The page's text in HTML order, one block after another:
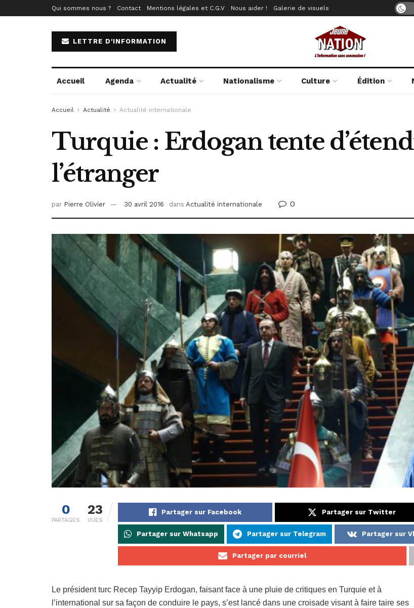
Qui sommes nous ? Contact Mentions légales et C.G.V Nous aider ! Galerie de visuels
LETTRE D'INFORMATION
Accueil Agenda Actualité Nationalisme Culture Édition
Accueil Actualité Actualité internationale
Turquie : Erdogan tente
l’étranger
par Pierre Olivier 30 avril 2016 dans Actualité internationale 0
0
PARTAGES
23
VUES
Partager sur Facebook Partager sur Twitter
Partager sur Whatsapp Partager sur Telegram Partager sur
Partager par courriel
Le président turc Recep Tayyip Erdogan, faisant face à une pluie de critiques en Turquie et à
l’international sur sa façon de conduire le pays, s’est lancé dans une croisade visant à faire taire ses